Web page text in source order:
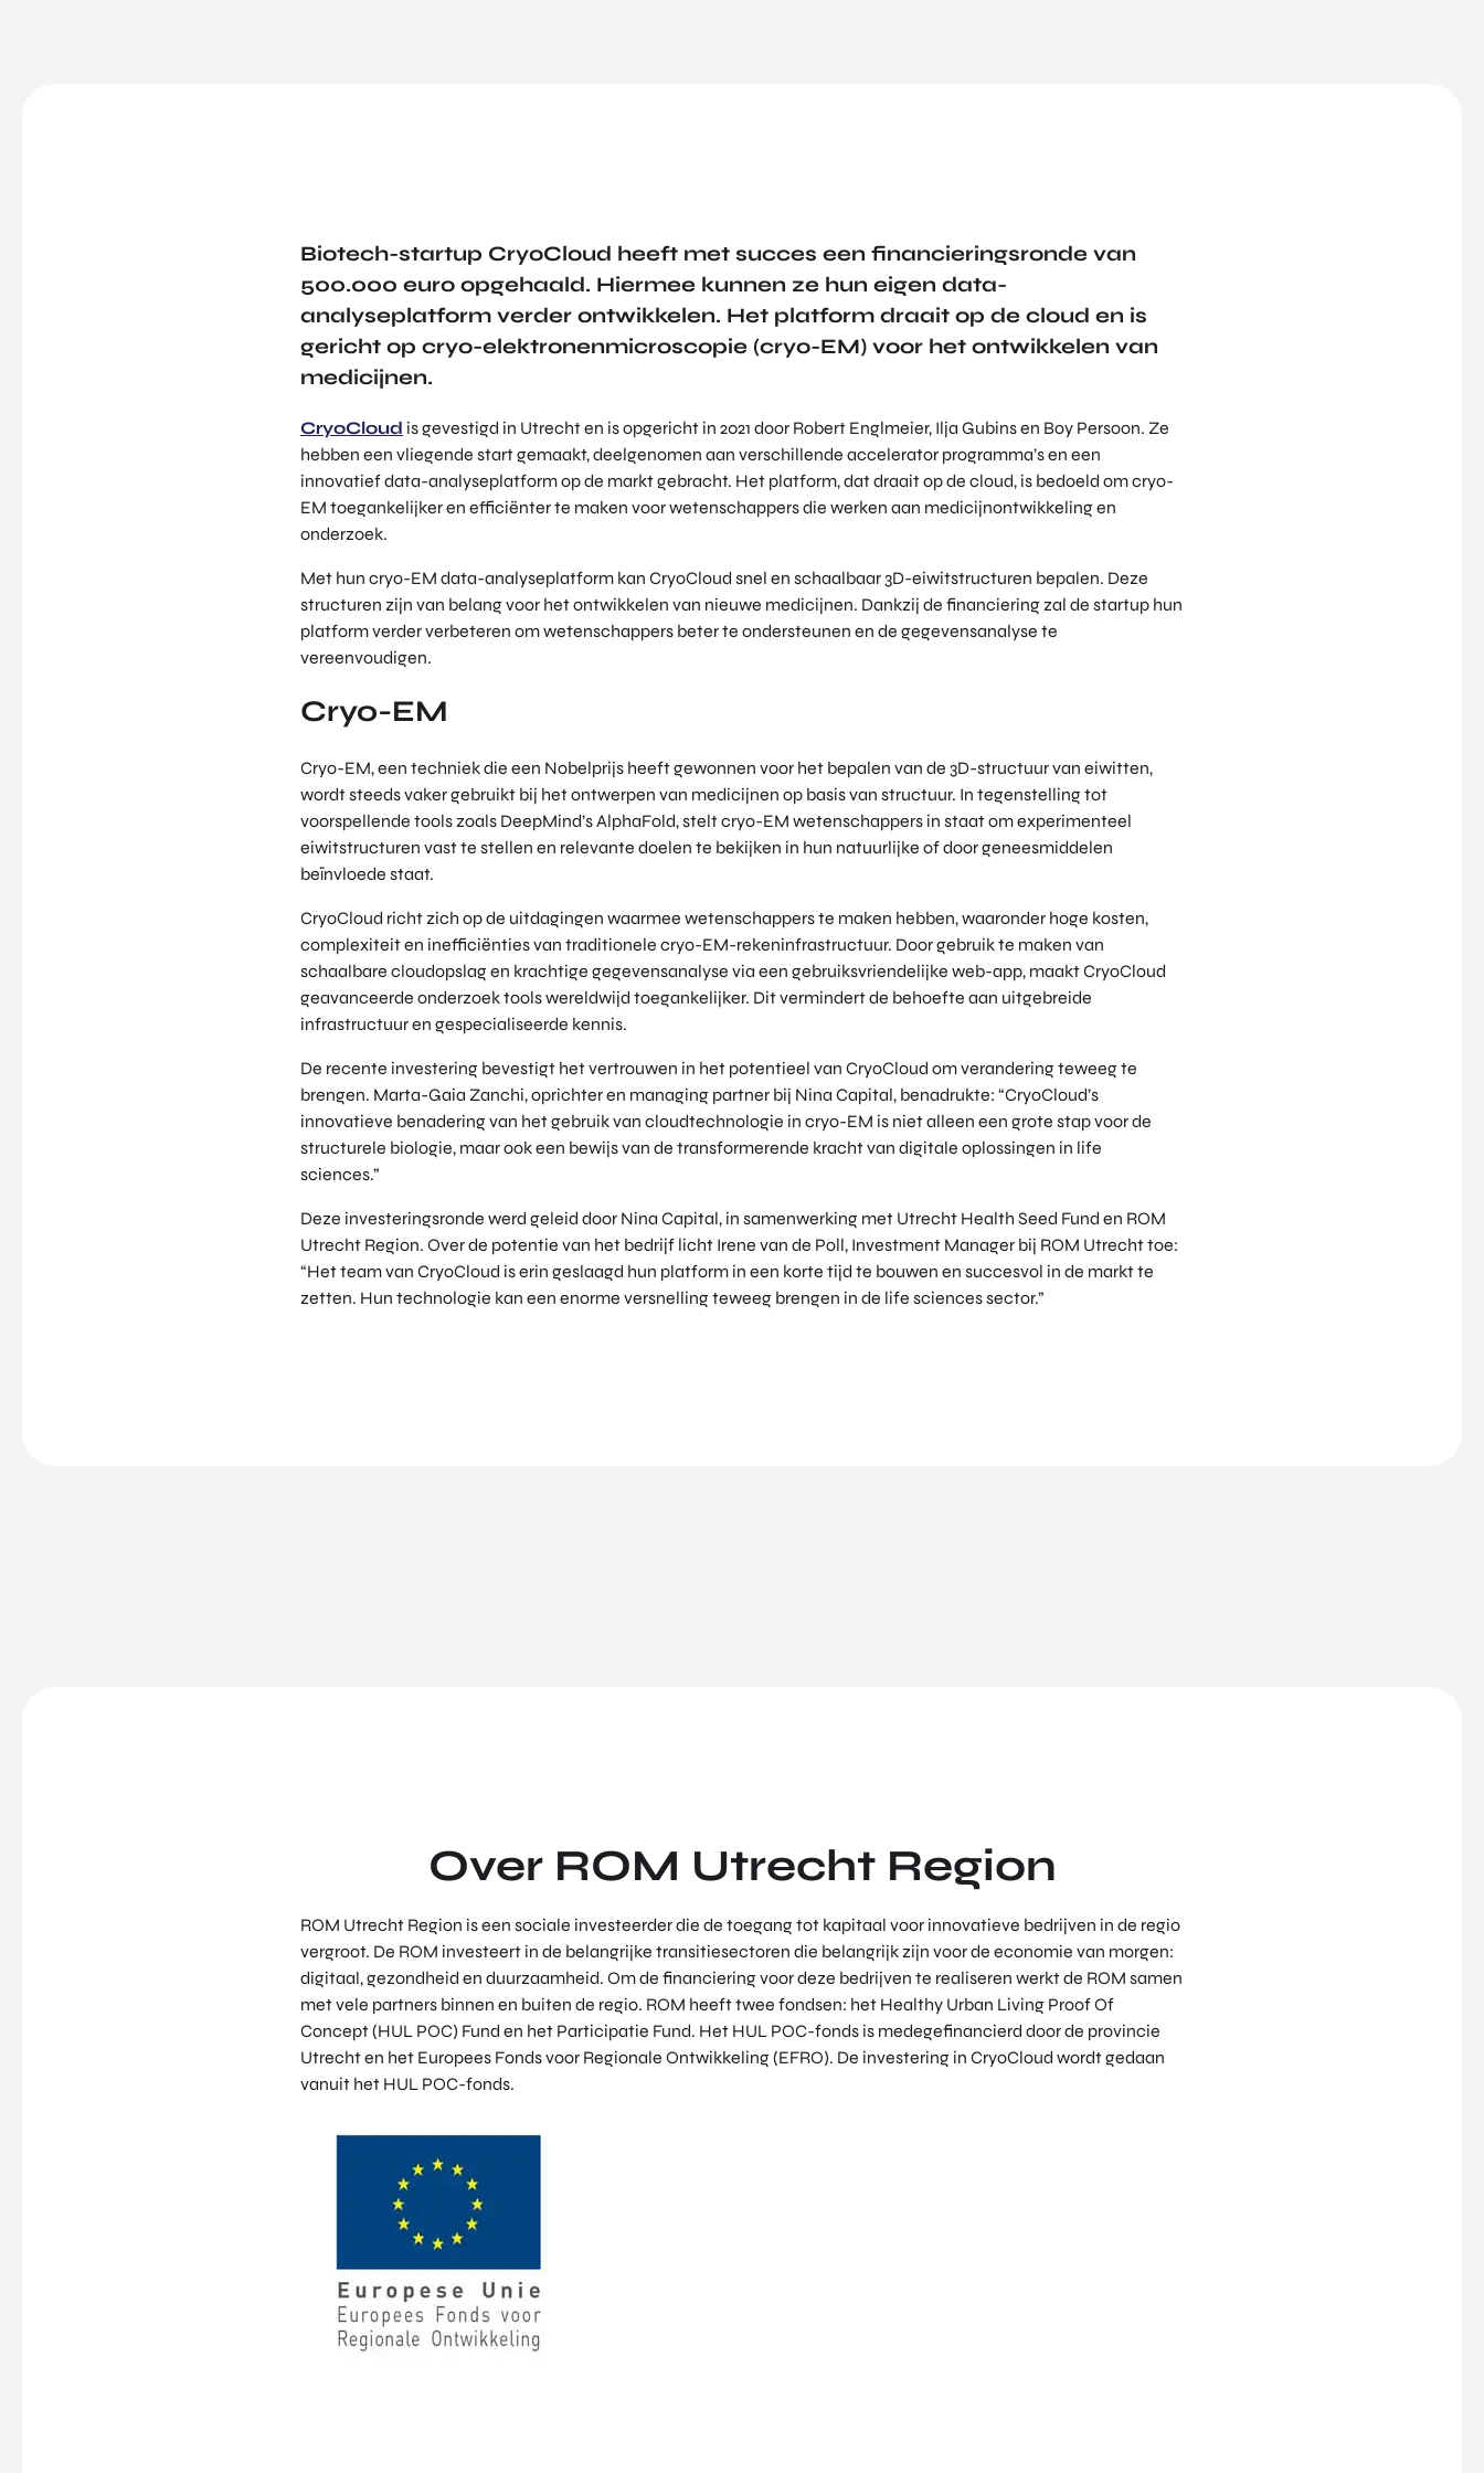
Biotech-startup CryoCloud heeft met succes een financieringsronde van
500.000 euro opgehaald. Hiermee kunnen ze hun eigen data-
analyseplatform verder ontwikkelen. Het platform draait op de cloud en is
gericht op cryo-elektronenmicroscopie (cryo-EM) voor het ontwikkelen van
medicijnen.
CryoCloud is gevestigd in Utrecht en is opgericht in 2021 door Robert Englmeier, Ilja Gubins en Boy Persoon. Ze
hebben een vliegende start gemaakt, deelgenomen aan verschillende accelerator programma’s en een
innovatief data-analyseplatform op de markt gebracht. Het platform, dat draait op de cloud, is bedoeld om cryo-
EM toegankelijker en efficiënter te maken voor wetenschappers die werken aan medicijnontwikkeling en
onderzoek.
Met hun cryo-EM data-analyseplatform kan CryoCloud snel en schaalbaar 3D-eiwitstructuren bepalen. Deze
structuren zijn van belang voor het ontwikkelen van nieuwe medicijnen. Dankzij de financiering zal de startup hun
platform verder verbeteren om wetenschappers beter te ondersteunen en de gegevensanalyse te
vereenvoudigen.
Cryo-EM
Cryo-EM, een techniek die een Nobelprijs heeft gewonnen voor het bepalen van de 3D-structuur van eiwitten,
wordt steeds vaker gebruikt bij het ontwerpen van medicijnen op basis van structuur. In tegenstelling tot
voorspellende tools zoals DeepMind’s AlphaFold, stelt cryo-EM wetenschappers in staat om experimenteel
eiwitstructuren vast te stellen en relevante doelen te bekijken in hun natuurlijke of door geneesmiddelen
beïnvloede staat.
CryoCloud richt zich op de uitdagingen waarmee wetenschappers te maken hebben, waaronder hoge kosten,
complexiteit en inefficiënties van traditionele cryo-EM-rekeninfrastructuur. Door gebruik te maken van
schaalbare cloudopslag en krachtige gegevensanalyse via een gebruiksvriendelijke web-app, maakt CryoCloud
geavanceerde onderzoek tools wereldwijd toegankelijker. Dit vermindert de behoefte aan uitgebreide
infrastructuur en gespecialiseerde kennis.
De recente investering bevestigt het vertrouwen in het potentieel van CryoCloud om verandering teweeg te
brengen. Marta-Gaia Zanchi, oprichter en managing partner bij Nina Capital, benadrukte: “CryoCloud’s
innovatieve benadering van het gebruik van cloudtechnologie in cryo-EM is niet alleen een grote stap voor de
structurele biologie, maar ook een bewijs van de transformerende kracht van digitale oplossingen in life
sciences.”
Deze investeringsronde werd geleid door Nina Capital, in samenwerking met Utrecht Health Seed Fund en ROM
Utrecht Region. Over de potentie van het bedrijf licht Irene van de Poll, Investment Manager bij ROM Utrecht toe:
“Het team van CryoCloud is erin geslaagd hun platform in een korte tijd te bouwen en succesvol in de markt te
zetten. Hun technologie kan een enorme versnelling teweeg brengen in de life sciences sector.”
Over ROM Utrecht Region
ROM Utrecht Region is een sociale investeerder die de toegang tot kapitaal voor innovatieve bedrijven in de regio
vergroot. De ROM investeert in de belangrijke transitiesectoren die belangrijk zijn voor de economie van morgen:
digitaal, gezondheid en duurzaamheid. Om de financiering voor deze bedrijven te realiseren werkt de ROM samen
met vele partners binnen en buiten de regio. ROM heeft twee fondsen: het Healthy Urban Living Proof Of
Concept (HUL POC) Fund en het Participatie Fund. Het HUL POC-fonds is medegefinancierd door de provincie
Utrecht en het Europees Fonds voor Regionale Ontwikkeling (EFRO). De investering in CryoCloud wordt gedaan
vanuit het HUL POC-fonds.